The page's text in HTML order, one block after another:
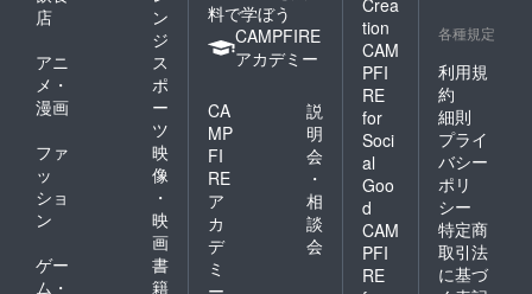
店
ン
ジ
アニ
メ・
漫画
ス
ポ
ー
ツ
ファ
ッ
ショ
ン
映
像
・
映
画
ゲー
ム・
書
籍
料で学ぼう
CAMPFIRE
アカデミー
CA
MP
FI
RE
ア
カ
デ
ミ
説
明
会
・
相
談
会
Crea
tion
CAM
PFI
RE
for
Soci
al
Goo
d
CAM
PFI
RE
各種規定
利用規
約
細則
プライ
バシー
ポリ
シー
特定商
取引法
に基づ